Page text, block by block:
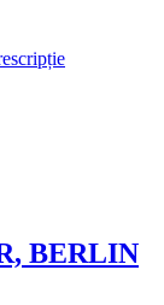
BERLIN